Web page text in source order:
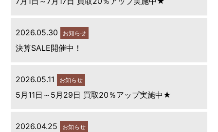
2026.05.30 お知らせ
決算SALE開催中！
2026.05.11 お知らせ
5月11日～5月29日 買取20％アップ実施中★
2026.04.25 お知らせ